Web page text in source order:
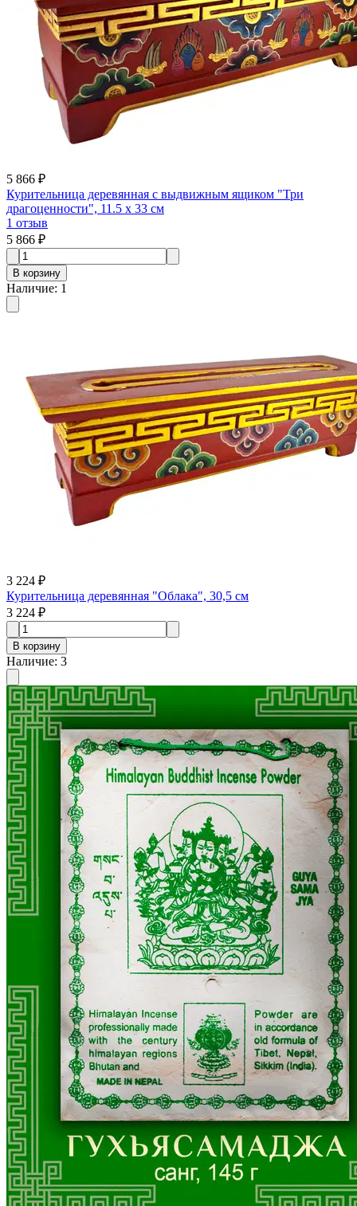
5 866 ₽
Курительница деревянная с выдвижным ящиком "Три
драгоценности", 11.5 х 33 см
1 отзыв
5 866 ₽
В корзину
Наличие: 1
3 224 ₽
Курительница деревянная "Облака", 30,5 см
3 224 ₽
В корзину
Наличие: 3